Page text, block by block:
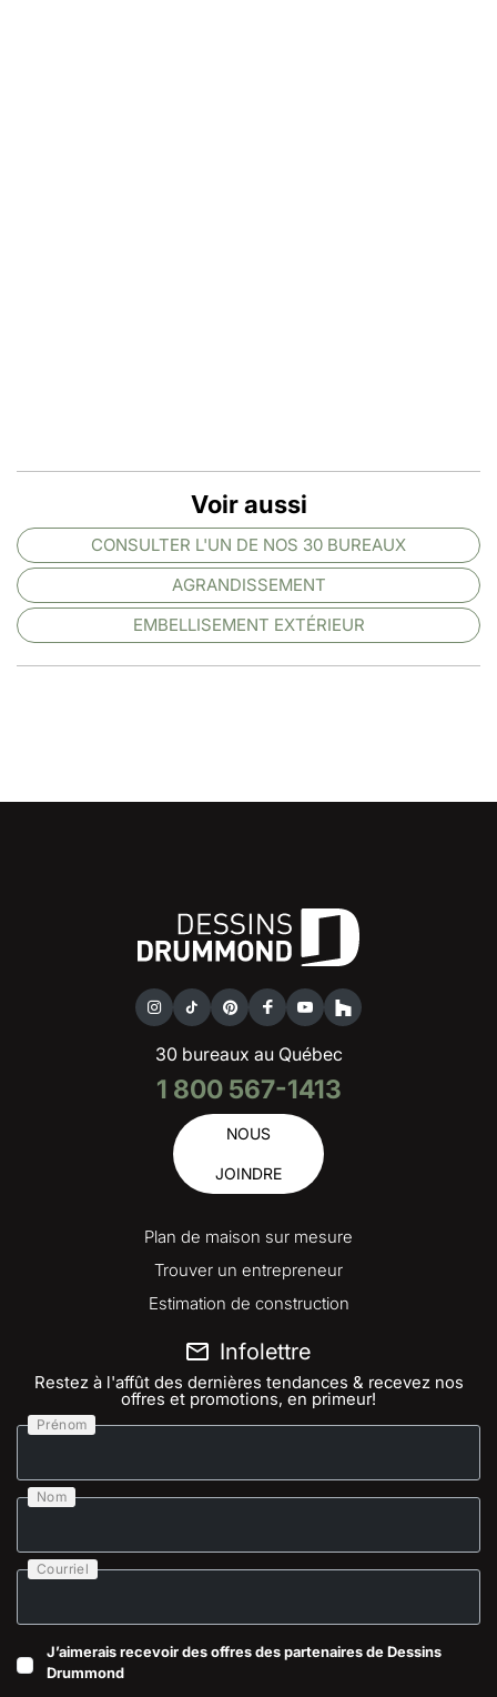
Voir aussi
CONSULTER L'UN DE NOS 30 BUREAUX
AGRANDISSEMENT
EMBELLISEMENT EXTÉRIEUR
30 bureaux au Québec
1 800 567-1413
NOUS
JOINDRE
Plan de maison sur mesure
Trouver un entrepreneur
Estimation de construction
Infolettre
Restez à l'affût des dernières tendances & recevez nos
offres et promotions, en primeur!
Prénom
Nom
Courriel
J’aimerais recevoir des offres des partenaires de Dessins
Drummond